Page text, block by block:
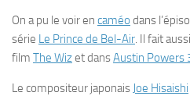
On a pu le voir en caméo dans
série Le Prince de Bel-Air. Il fait
film The Wizet dansAustin Powers
Le compositeur japonais Joe Hisaishi